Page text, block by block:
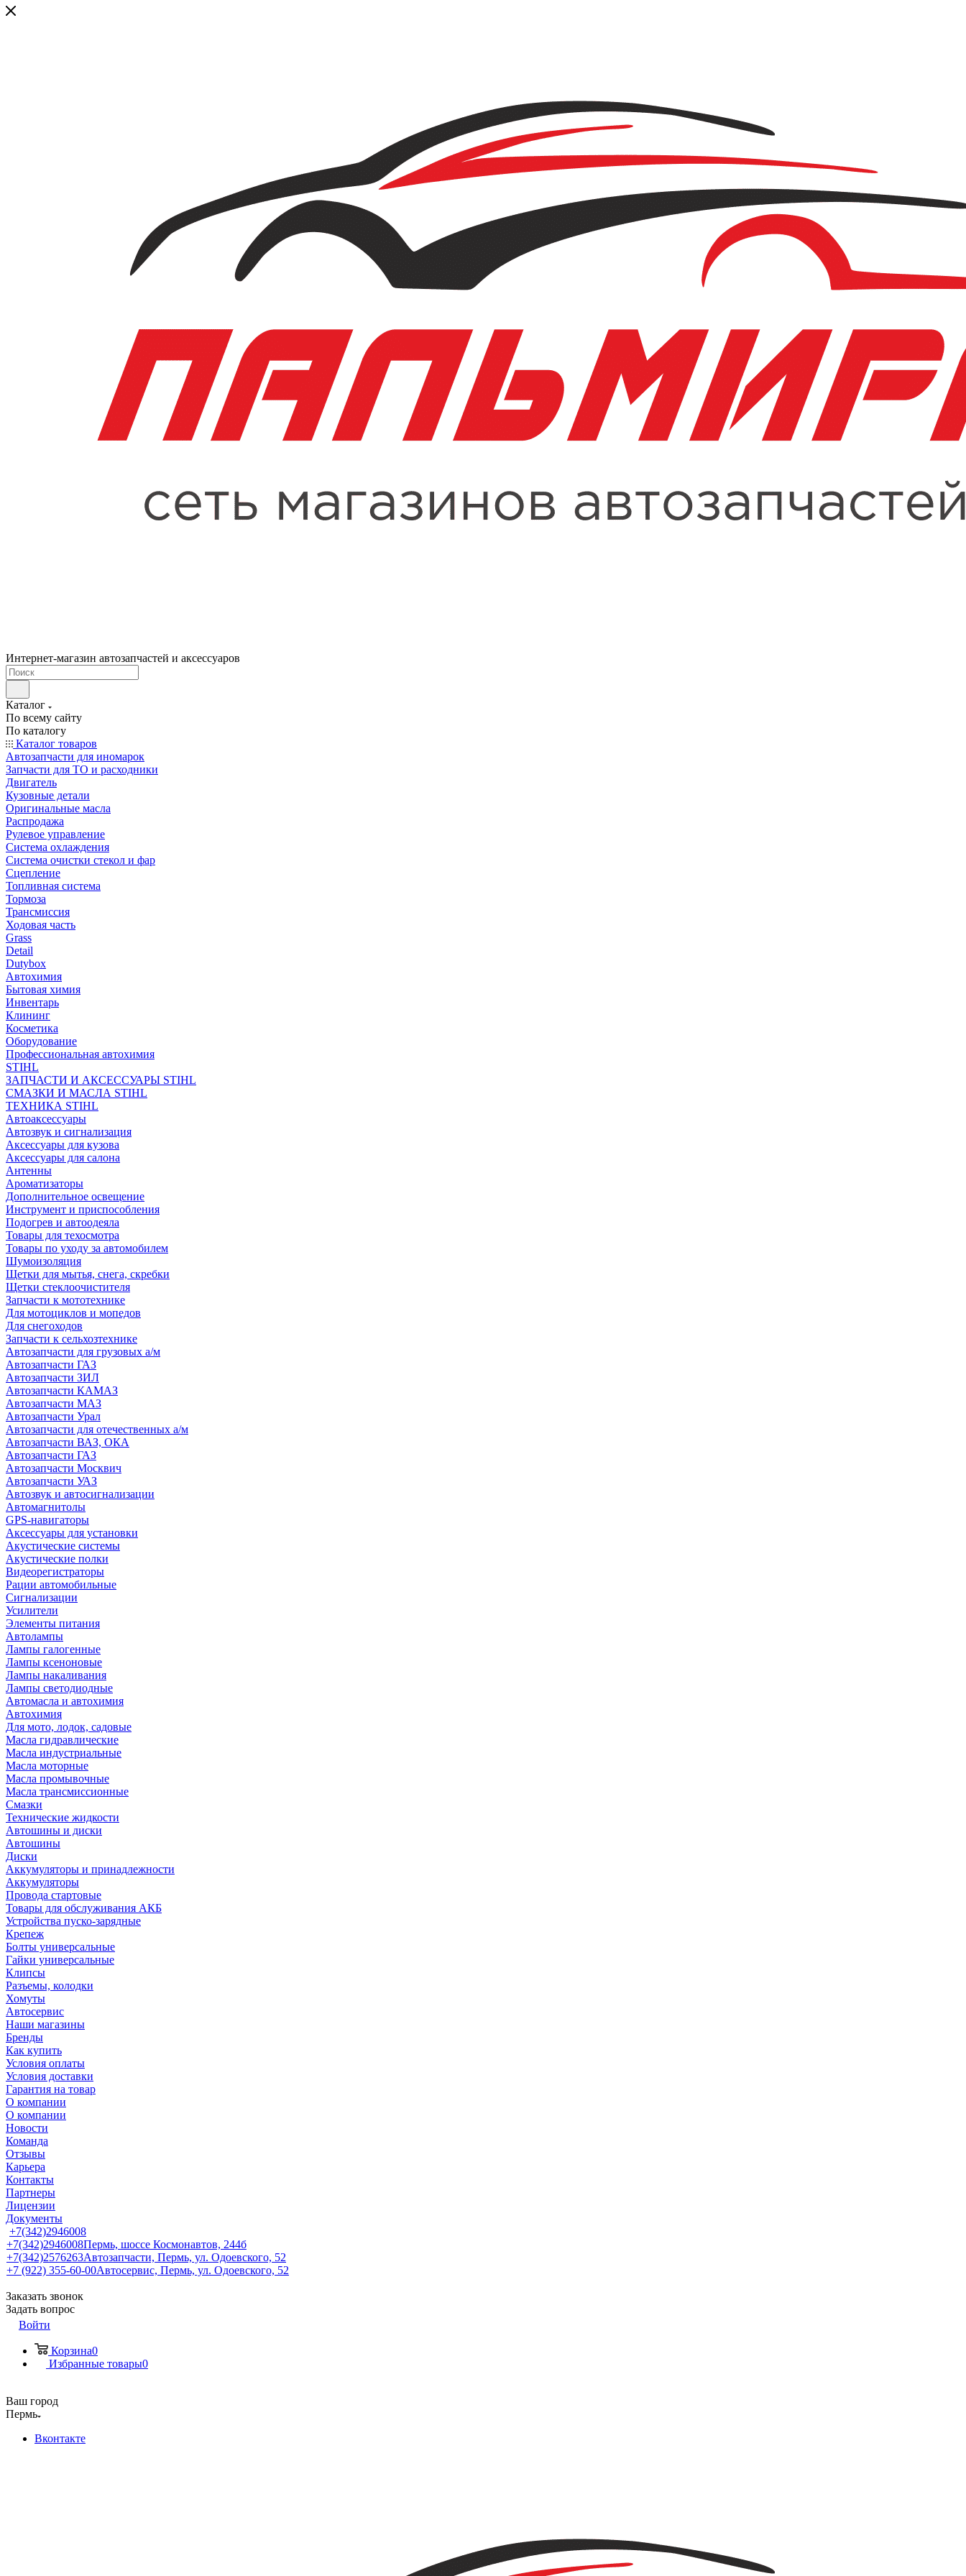
Интернет-магазин автозапчастей и аксессуаров
Каталог
По всему сайту
По каталогу
Каталог товаров
Автозапчасти для иномарок
Запчасти для ТО и расходники
Двигатель
Кузовные детали
Оригинальные масла
Распродажа
Рулевое управление
Система охлаждения
Система очистки стекол и фар
Сцепление
Топливная система
Тормоза
Трансмиссия
Ходовая часть
Grass
Detail
Dutybox
Автохимия
Бытовая химия
Инвентарь
Клининг
Косметика
Оборудование
Профессиональная автохимия
STIHL
ЗАПЧАСТИ И АКСЕССУАРЫ STIHL
СМАЗКИ И МАСЛА STIHL
ТЕХНИКА STIHL
Автоаксессуары
Автозвук и сигнализация
Аксессуары для кузова
Аксессуары для салона
Антенны
Ароматизаторы
Дополнительное освещение
Инструмент и приспособления
Подогрев и автоодеяла
Товары для техосмотра
Товары по уходу за автомобилем
Шумоизоляция
Щетки для мытья, снега, скребки
Щетки стеклоочистителя
Запчасти к мототехнике
Для мотоциклов и мопедов
Для снегоходов
Запчасти к сельхозтехнике
Автозапчасти для грузовых а/м
Автозапчасти ГАЗ
Автозапчасти ЗИЛ
Автозапчасти КАМАЗ
Автозапчасти МАЗ
Автозапчасти Урал
Автозапчасти для отечественных а/м
Автозапчасти ВАЗ, ОКА
Автозапчасти ГАЗ
Автозапчасти Москвич
Автозапчасти УАЗ
Автозвук и автосигнализации
Автомагнитолы
GPS-навигаторы
Аксессуары для установки
Акустические системы
Акустические полки
Видеорегистраторы
Рации автомобильные
Сигнализации
Усилители
Элементы питания
Автолампы
Лампы галогенные
Лампы ксеноновые
Лампы накаливания
Лампы светодиодные
Автомасла и автохимия
Автохимия
Для мото, лодок, садовые
Масла гидравлические
Масла индустриальные
Масла моторные
Масла промывочные
Масла трансмиссионные
Смазки
Технические жидкости
Автошины и диски
Автошины
Диски
Аккумуляторы и принадлежности
Аккумуляторы
Провода стартовые
Товары для обслуживания АКБ
Устройства пуско-зарядные
Крепеж
Болты универсальные
Гайки универсальные
Клипсы
Разъемы, колодки
Хомуты
Автосервис
Наши магазины
Бренды
Как купить
Условия оплаты
Условия доставки
Гарантия на товар
О компании
О компании
Новости
Команда
Отзывы
Карьера
Контакты
Партнеры
Лицензии
Документы
+7(342)2946008
+7(342)2946008Пермь, шоссе Космонавтов, 244б
+7(342)2576263Автозапчасти, Пермь, ул. Одоевского, 52
+7 (922) 355-60-00Автосервис, Пермь, ул. Одоевского, 52
Заказать звонок
Задать вопрос
Войти
Корзина0
Избранные товары0
Ваш город
Пермь
Вконтакте